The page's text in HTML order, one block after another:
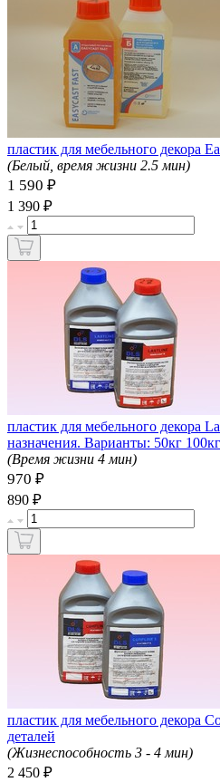
пластик для мебельного декора
(Белый, время жизни 2.5 мин)
1 590 ₽
1 390 ₽
пластик для мебельного декора
назначения. Варианты: 50кг 100кг
(Время жизни 4 мин)
970 ₽
890 ₽
пластик для мебельного декора
деталей
(Жизнеспособность 3 - 4 мин)
2 450 ₽